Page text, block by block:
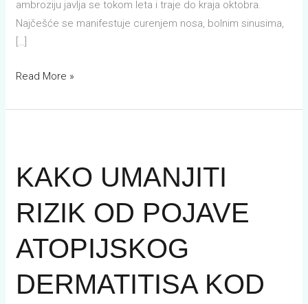
ambroziju javlja se tokom leta i traje do kraja oktobra.
Najčešće se manifestuje curenjem nosa, bolnim sinusima,
[…]
Read More »
KAKO UMANJITI
RIZIK OD POJAVE
ATOPIJSKOG
DERMATITISA KOD
RIZIK
OD
POJAVE
ATOPIJSKOG
DERMATITISA
NOVOROĐENE